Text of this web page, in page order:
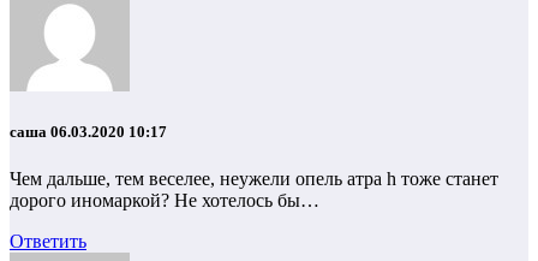
саша 06.03.2020 10:17
Чем дальше, тем веселее, неужели опель атра h тоже станет
дорого иномаркой? Не хотелось бы…
Ответить